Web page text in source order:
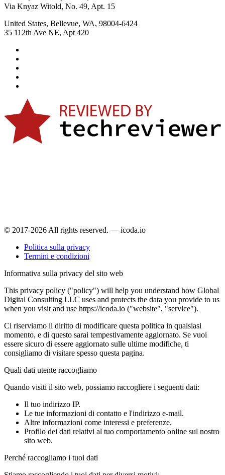
Via Knyaz Witold, No. 49, Apt. 15
United States, Bellevue, WA, 98004-6424
35 112th Ave NE, Apt 420
© 2017-2026 All rights reserved. — icoda.io
Politica sulla privacy
Termini e condizioni
Informativa sulla privacy del sito web
This privacy policy ("policy") will help you understand how Global
Digital Consulting LLC uses and protects the data you provide to us
when you visit and use https://icoda.io ("website", "service").
Ci riserviamo il diritto di modificare questa politica in qualsiasi
momento, e di questo sarai tempestivamente aggiornato. Se vuoi
essere sicuro di essere aggiornato sulle ultime modifiche, ti
consigliamo di visitare spesso questa pagina.
Quali dati utente raccogliamo
Quando visiti il sito web, possiamo raccogliere i seguenti dati:
Il tuo indirizzo IP.
Le tue informazioni di contatto e l'indirizzo e-mail.
Altre informazioni come interessi e preferenze.
Profilo dei dati relativi al tuo comportamento online sul nostro
sito web.
Perché raccogliamo i tuoi dati